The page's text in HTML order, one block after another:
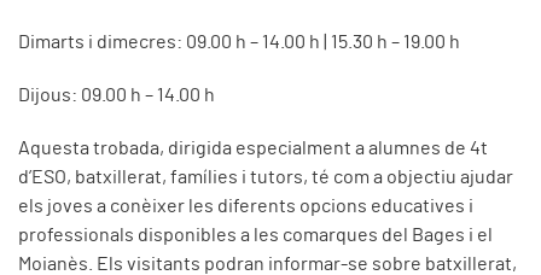
Dimarts i dimecres: 09.00 h – 14.00 h | 15.30 h – 19.00 h
Dijous: 09.00 h – 14.00 h
Aquesta trobada, dirigida especialment a alumnes de 4t
d’ESO, batxillerat, famílies i tutors, té com a objectiu ajudar
els joves a conèixer les diferents opcions educatives i
professionals disponibles a les comarques del Bages i el
Moianès. Els visitants podran informar-se sobre batxillerat,